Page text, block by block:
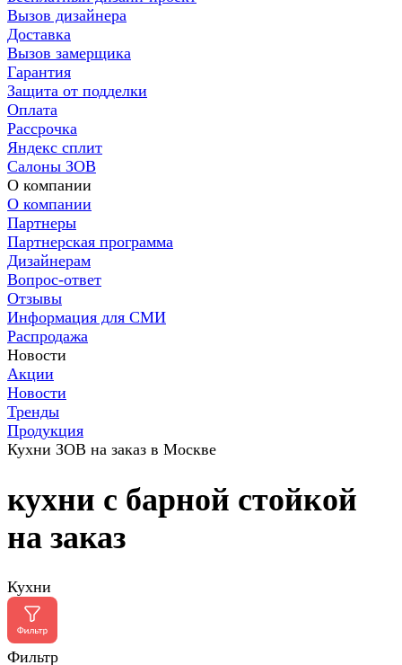
Вызов дизайнера
Доставка
Вызов замерщика
Гарантия
Защита от подделки
Оплата
Рассрочка
Яндекс сплит
Салоны ЗОВ
О компании
О компании
Партнеры
Партнерская программа
Дизайнерам
Вопрос-ответ
Отзывы
Информация для СМИ
Распродажа
Новости
Акции
Новости
Тренды
Продукция
Кухни ЗОВ на заказ в Москве
кухни с барной стойкой
на заказ
Кухни
Фильтр